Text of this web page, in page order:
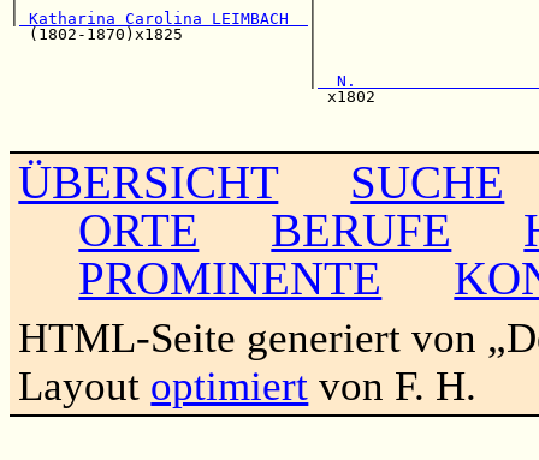
Katharina Carolina LEIMBACH
(1802-1870)x1825             |
x1802
ÜBERSICHT
SUCHE
ORTE
BERUFE
PROMINENTE
HTML-Seite generiert von
Layout optimiert von F. H.